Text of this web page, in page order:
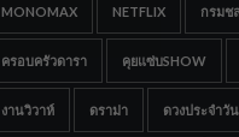
MONOMAX NETFLIX กรมช
ครอบครัวดารา คุยแซ่บSHOW
งานวิวาห์ ดราม่า ดวงประจำวัน